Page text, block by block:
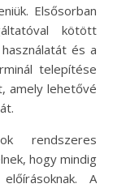
Elsősorban
kötött
és a
telepítése
amely lehetővé
rendszeres
hogy mindig
A